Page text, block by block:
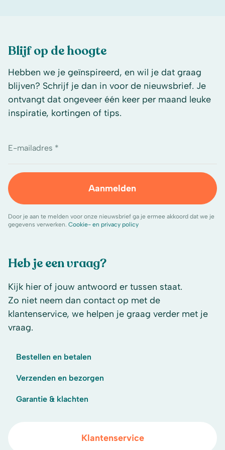
Heb je een vraag?
Kijk hier of jouw antwoord er tussen staat.
Zo niet neem dan contact op met de
klantenservice, we helpen je graag verder met je
vraag.
Bestellen en betalen
Verzenden en bezorgen
Garantie & klachten
Klantenservice
Blijf op de hoogte
Hebben we je geïnspireerd, en wil je dat graag
blijven? Schrijf je dan in voor de nieuwsbrief. Je
ontvangt dat ongeveer één keer per maand leuke
inspiratie, kortingen of tips.
E-mailadres *
Aanmelden
Door je aan te melden voor onze nieuwsbrief ga je ermee akkoord dat we je
gegevens verwerken. Cookie- en privacy policy